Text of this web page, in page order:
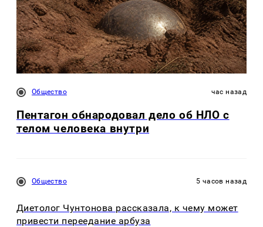
Общество час назад
Пентагон обнародовал дело об НЛО с
телом человека внутри
Общество 5 часов назад
Диетолог Чунтонова рассказала, к чему может
привести переедание арбуза